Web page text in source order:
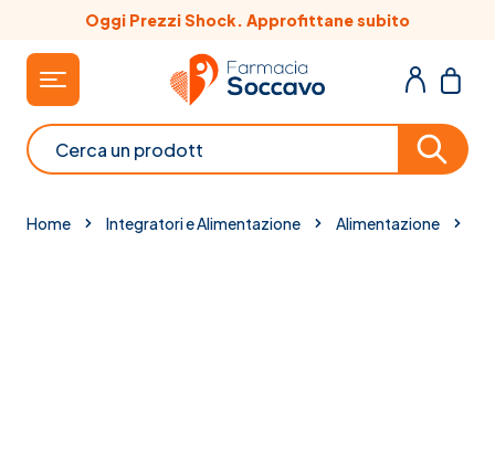
Salta al contenutoOggi Prezzi Shock. Approfittane subito
Cerca
Home Integratori e Alimentazione Alimentazione